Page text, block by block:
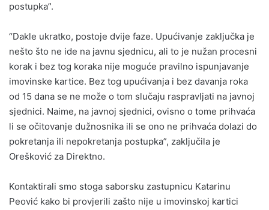
postupka”.
“Dakle ukratko, postoje dvije faze. Upućivanje zaključka je
nešto što ne ide na javnu sjednicu, ali to je nužan procesni
korak i bez tog koraka nije moguće pravilno ispunjavanje
imovinske kartice. Bez tog upućivanja i bez davanja roka
od 15 dana se ne može o tom slučaju raspravljati na javnoj
sjednici. Naime, na javnoj sjednici, ovisno o tome prihvaća
li se očitovanje dužnosnika ili se ono ne prihvaća dolazi do
pokretanja ili nepokretanja postupka”, zaključila je
Orešković za Direktno.
Kontaktirali smo stoga saborsku zastupnicu Katarinu
Peović kako bi provjerili zašto nije u imovinskoj kartici